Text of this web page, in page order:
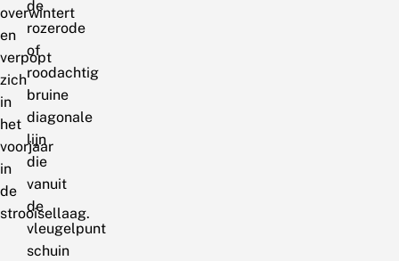
overwintert
en
verpopt
zich
in
het
voorjaar
in
de
strooisellaag.
de
rozerode
of
roodachtig
bruine
diagonale
lijn
die
vanuit
de
vleugelpunt
schuin